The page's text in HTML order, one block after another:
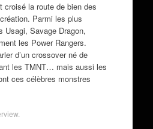
croisé la route de bien des
Parmi les plus
Usagi, Savage Dragon,
les Power Rangers.
d’un crossover né de
les TMNT… mais aussi les
ces célèbres monstres
.